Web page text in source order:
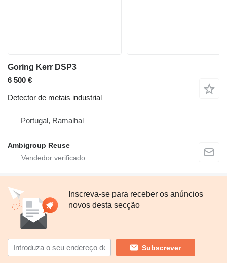
Goring Kerr DSP3
6 500 €
Detector de metais industrial
Portugal, Ramalhal
Ambigroup Reuse
Inscreva-se para receber os anúncios
novos desta secção
Subscrever